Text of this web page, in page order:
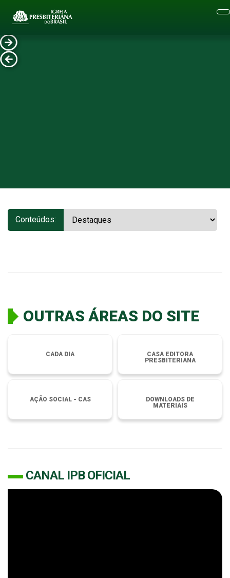
OUTRAS ÁREAS DO SITE
CADA DIA
CASA EDITORA
PRESBITERIANA
AÇÃO SOCIAL - CAS
DOWNLOADS DE
MATERIAIS
CANAL IPB OFICIAL